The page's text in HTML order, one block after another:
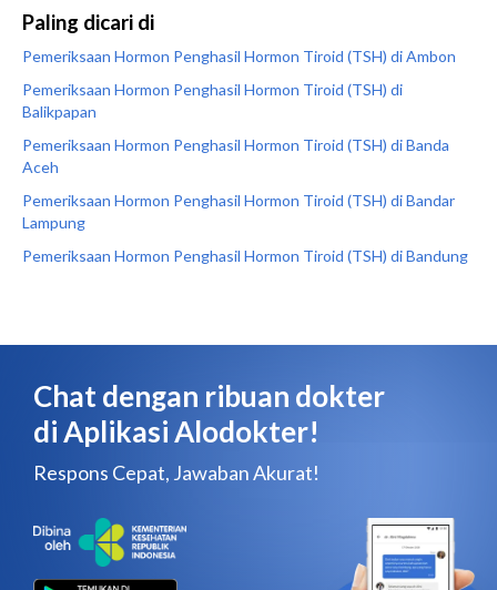
Paling dicari di
Pemeriksaan Hormon Penghasil Hormon Tiroid (TSH) di Ambon
Pemeriksaan Hormon Penghasil Hormon Tiroid (TSH) di
Balikpapan
Pemeriksaan Hormon Penghasil Hormon Tiroid (TSH) di Banda
Aceh
Pemeriksaan Hormon Penghasil Hormon Tiroid (TSH) di Bandar
Lampung
Pemeriksaan Hormon Penghasil Hormon Tiroid (TSH) di Bandung